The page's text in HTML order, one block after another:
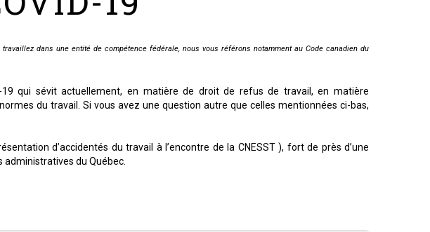
dans une entité de compétence fédérale, nous vous référons notamment au Code canadien du
qui sévit actuellement, en matière de droit de refus de travail, en matière
du travail. Si vous avez une question autre que celles mentionnées ci-bas,
d’accidentés du travail à l’encontre de la CNESST ), fort de près d’une
administratives du Québec.